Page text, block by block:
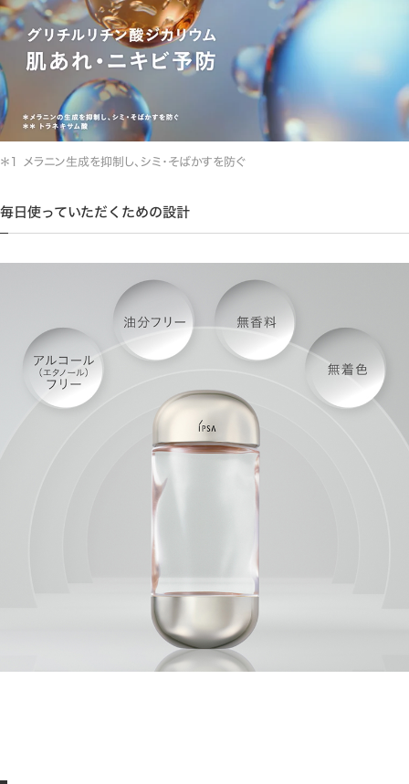
メラニン生成を抑制し、シミ・そばかすを防ぐ
毎日使っていただくための設計